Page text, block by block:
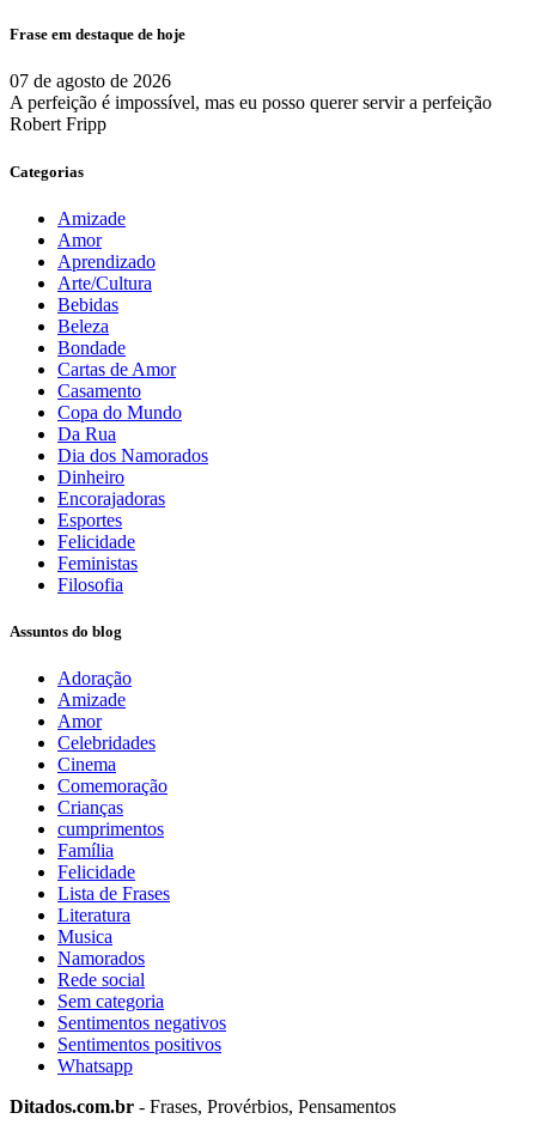
Frase em destaque de hoje
07 de agosto de 2026
A perfeição é impossível, mas eu posso querer servir a perfeição
Robert Fripp
Categorias
Amizade
Amor
Aprendizado
Arte/Cultura
Bebidas
Beleza
Bondade
Cartas de Amor
Casamento
Copa do Mundo
Da Rua
Dia dos Namorados
Dinheiro
Encorajadoras
Esportes
Felicidade
Feministas
Filosofia
Assuntos do blog
Adoração
Amizade
Amor
Celebridades
Cinema
Comemoração
Crianças
cumprimentos
Família
Felicidade
Lista de Frases
Literatura
Musica
Namorados
Rede social
Sem categoria
Sentimentos negativos
Sentimentos positivos
Whatsapp
Ditados.com.br - Frases, Provérbios, Pensamentos